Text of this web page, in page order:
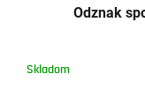
Odznak
Skladom